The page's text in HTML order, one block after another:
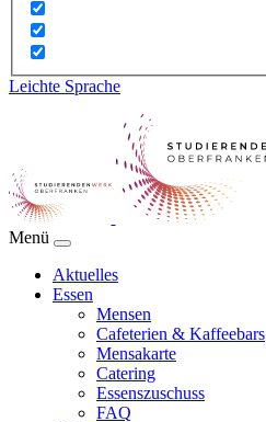
Leichte Sprache
Menü
Aktuelles
Essen
Mensen
Cafeterien & Kaffeebars
Mensakarte
Catering
Essenszuschuss
FAQ